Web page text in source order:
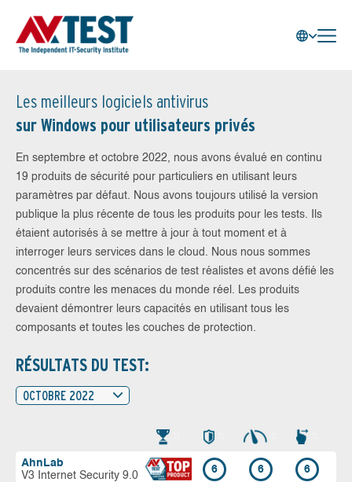
Les meilleurs logiciels antivirus
sur Windows pour utilisateurs privés
En septembre et octobre 2022, nous avons évalué en continu
19 produits de sécurité pour particuliers en utilisant leurs
paramètres par défaut. Nous avons toujours utilisé la version
publique la plus récente de tous les produits pour les tests. Ils
étaient autorisés à se mettre à jour à tout moment et à
interroger leurs services dans le cloud. Nous nous sommes
concentrés sur des scénarios de test réalistes et avons défié les
produits contre les menaces du monde réel. Les produits
devaient démontrer leurs capacités en utilisant tous les
composants et toutes les couches de protection.
RÉSULTATS DU TEST:
OCTOBRE 2022
AhnLab
V3 Internet Security 9.0
6 6 6